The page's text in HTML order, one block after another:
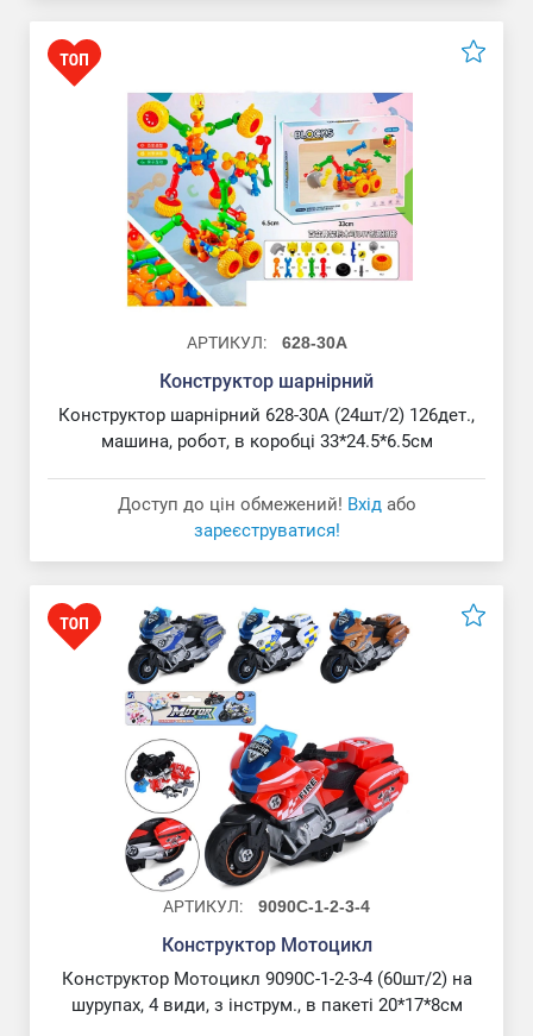
АРТИКУЛ: 628-30A
Конструктор шарнірний
Конструктор шарнірний 628-30A (24шт/2) 126дет.,
машина, робот, в коробці 33*24.5*6.5см
Доступ до цін обмежений! Вхід або
зареєструватися!
АРТИКУЛ: 9090C-1-2-3-4
Конструктор Мотоцикл
Конструктор Мотоцикл 9090C-1-2-3-4 (60шт/2) на
шурупах, 4 види, з інструм., в пакеті 20*17*8см